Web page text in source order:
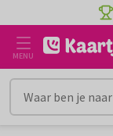
naar
inhoud
naar
het
filter
MENU